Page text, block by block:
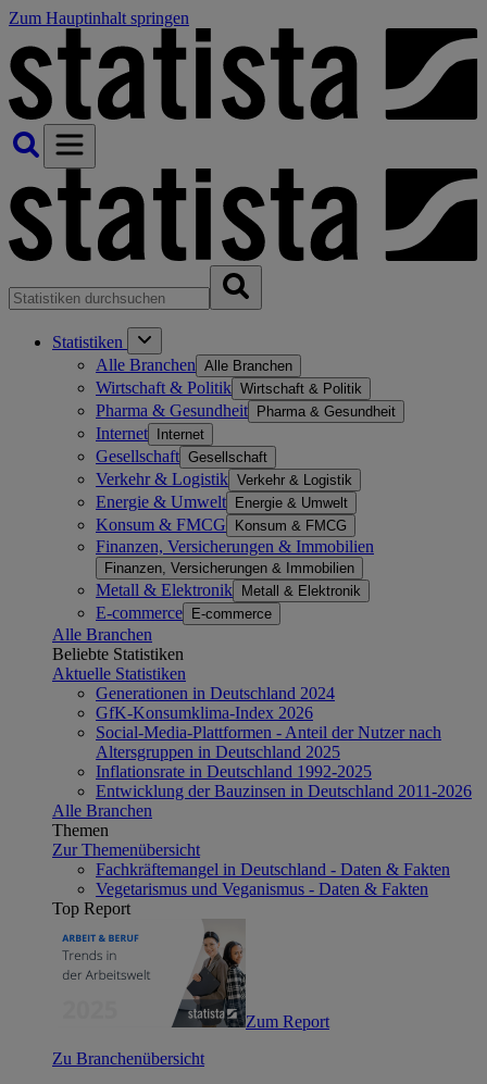
Zum Hauptinhalt springen
Statistiken
Alle Branchen Alle Branchen
Wirtschaft & Politik Wirtschaft & Politik
Pharma & Gesundheit Pharma & Gesundheit
Internet Internet
Gesellschaft Gesellschaft
Verkehr & Logistik Verkehr & Logistik
Energie & Umwelt Energie & Umwelt
Konsum & FMCG Konsum & FMCG
Finanzen, Versicherungen & Immobilien
Finanzen, Versicherungen & Immobilien
Metall & Elektronik Metall & Elektronik
E-commerce E-commerce
Alle Branchen
Beliebte Statistiken
Aktuelle Statistiken
Generationen in Deutschland 2024
GfK-Konsumklima-Index 2026
Social-Media-Plattformen - Anteil der Nutzer nach
Altersgruppen in Deutschland 2025
Inflationsrate in Deutschland 1992-2025
Entwicklung der Bauzinsen in Deutschland 2011-2026
Alle Branchen
Themen
Zur Themenübersicht
Fachkräftemangel in Deutschland - Daten & Fakten
Vegetarismus und Veganismus - Daten & Fakten
Top Report
Zum Report
Zu Branchenübersicht